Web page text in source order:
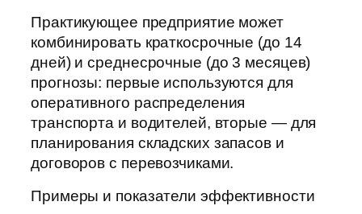
Практикующее предприятие может
комбинировать краткосрочные (до 14
дней) и среднесрочные (до 3 месяцев)
прогнозы: первые используются для
оперативного распределения
транспорта и водителей, вторые — для
планирования складских запасов и
договоров с перевозчиками.
Примеры и показатели эффективности